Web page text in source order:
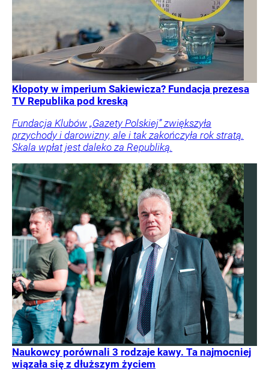
Kłopoty w imperium Sakiewicza? Fundacja prezesa
TV Republika pod kreską
Fundacja Klubów „Gazety Polskiej” zwiększyła
przychody i darowizny, ale i tak zakończyła rok stratą.
Skala wpłat jest daleko za Republiką.
Naukowcy porównali 3 rodzaje kawy. Ta najmocniej
wiązała się z dłuższym życiem